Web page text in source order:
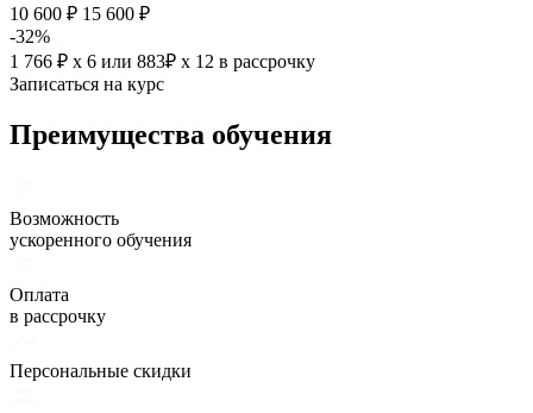
10 600 ₽ 15 600 ₽
-32%
1 766 ₽ х 6 или 883₽ х 12 в рассрочку
Записаться на курс
Преимущества обучения
Возможность
ускоренного обучения
Оплата
в рассрочку
Персональные скидки